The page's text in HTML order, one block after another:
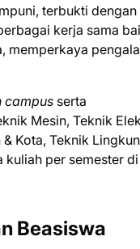
terbukti dengan
kerja sama
memperkaya
campus serta
Mesin, Teknik
Kota, Teknik
kuliah per semester di
Beasiswa